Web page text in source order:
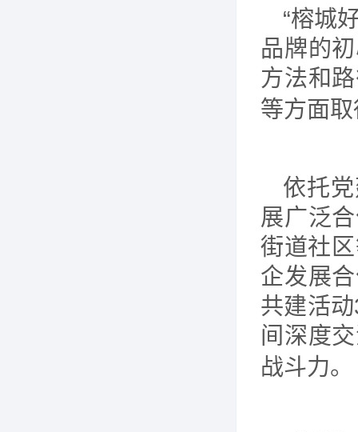
“榕城
品牌的
方法和
等方面
依托
展广泛
街道社
企发展
共建活
间深度
战斗力。